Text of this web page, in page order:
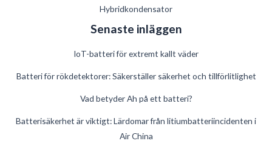
Hybridkondensator
Senaste inläggen
IoT-batteri för extremt kallt väder
Batteri för rökdetektorer: Säkerställer säkerhet och tillförlitlighet
Vad betyder Ah på ett batteri?
Batterisäkerhet är viktigt: Lärdomar från litiumbatteriincidenten i
Air China
German